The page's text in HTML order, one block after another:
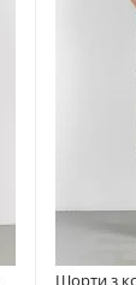
Шорти з